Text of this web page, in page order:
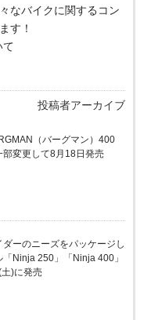
なバイクに関するコン
す！
て
投稿者アーカイブ
（バーグマン）400
部変更して8月18日発売
ダーのニーズをパッケージし
Ninja 250」「Ninja 400」
)に発売